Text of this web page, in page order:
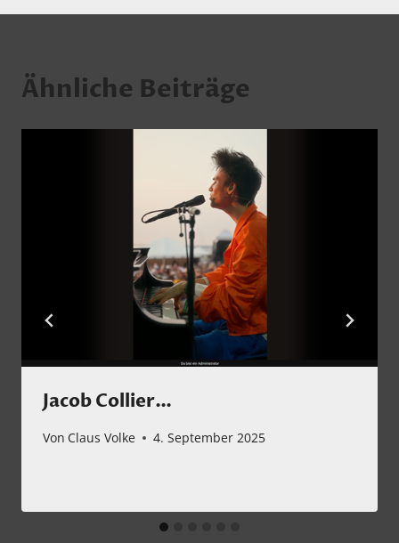
Ähnliche Beiträge
Jacob Collier…
Von Claus Volke 4. September 2025